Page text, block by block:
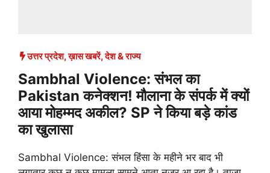
उत्तर प्रदेश,ख़ास खबरें,देश & राज्य
Sambhal Violence: संभल का
Pakistan कनेक्शन! मौलाना के संपर्क में क्यों
आया मोहम्मद अकील? SP ने किया बड़े कांड
का खुलासा
Sambhal Violence: संभल हिंसा के महीने भर बाद भी